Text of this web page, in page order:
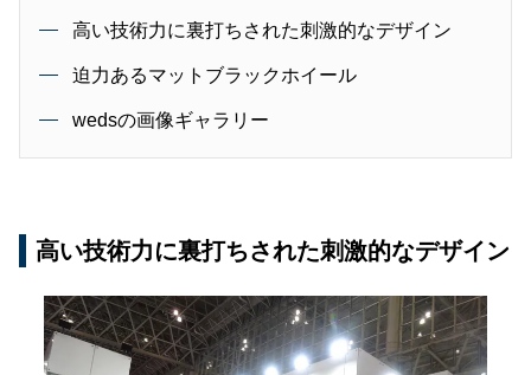
高い技術力に裏打ちされた刺激的なデザイン
迫力あるマットブラックホイール
wedsの画像ギャラリー
高い技術力に裏打ちされた刺激的なデザイン